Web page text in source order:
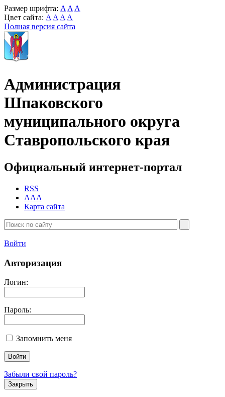
Размер шрифта: A A A
Цвет сайта: A A A A
Полная версия сайта
Администрация
Шпаковского
муниципального округа
Ставропольского края
Официальный интернет-портал
RSS
AAA
Карта сайта
Войти
Авторизация
Логин:
Пароль:
Запомнить меня
Забыли свой пароль?
Закрыть